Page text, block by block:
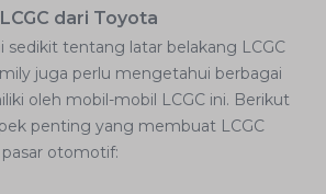
dari Toyota
sedikit tentang latar belakang LCGC
juga perlu mengetahui berbagai
oleh mobil-mobil LCGC ini. Berikut
penting yang membuat LCGC
otomotif: